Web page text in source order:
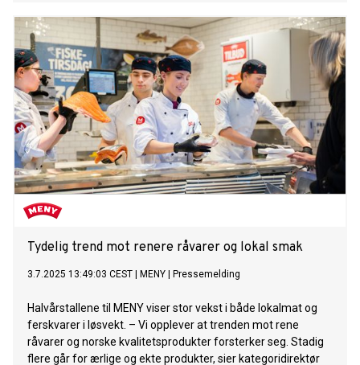
Tydelig trend mot renere råvarer og lokal smak
3.7.2025 13:49:03 CEST MENY Pressemelding
Halvårstallene til MENY viser stor vekst i både lokalmat og
ferskvarer i løsvekt. – Vi opplever at trenden mot rene
råvarer og norske kvalitetsprodukter forsterker seg. Stadig
flere går for ærlige og ekte produkter, sier kategoridirektør